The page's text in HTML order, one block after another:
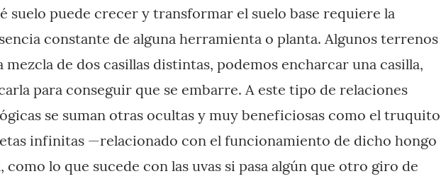
suelo puede crecer y transformar el suelo base requiere la
constante de alguna herramienta o planta. Algunos terrenos
mezcla de dos casillas distintas, podemos encharcar una casilla,
para conseguir que se embarre. A este tipo de relaciones
se suman otras ocultas y muy beneficiosas como el truquito
infinitas —relacionado con el funcionamiento de dicho hongo
como lo que sucede con las uvas si pasa algún que otro giro de